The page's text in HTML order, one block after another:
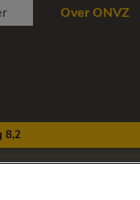
Over ONVZ
8,2